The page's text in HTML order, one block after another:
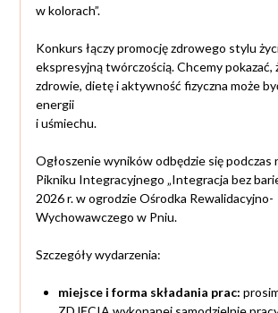
w kolorach”.
Konkurs łączy promocję zdrowego stylu
ekspresyjną twórczością. Chcemy pokazać,
zdrowie, dietę i aktywność fizyczna może
energii
i uśmiechu.
Ogłoszenie wyników odbędzie się podczas
Pikniku Integracyjnego „Integracja bez
2026 r. w ogrodzie Ośrodka Rewalidacyjno-
Wychowawczego w Pniu.
Szczegóły wydarzenia:
miejsce i forma składania prac: